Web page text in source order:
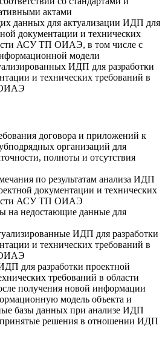
актами
данных для актуализации ИДП для
документации и технических
АСУ ТП ОИАЭ, в том числе с
модели
ИДП для разработки
и технических требований в
договора и приложений к
организаций для
полноты и отсутствия
по результатам анализа ИДП
документации и технических
АСУ ТП ОИАЭ
на недостающие данные для
ИДП для разработки
и технических требований в
для разработки проектной
требований в области
получения новой информации
модель объекта и
базы данных при анализе ИДП
принятые решения в отношении ИДП